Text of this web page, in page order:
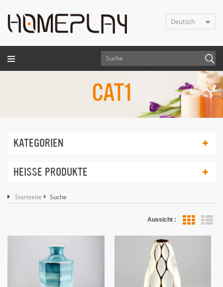
Deutsch
CAT1
KATEGORIEN
HEISSE PRODUKTE
Startseite Suche
Aussicht :